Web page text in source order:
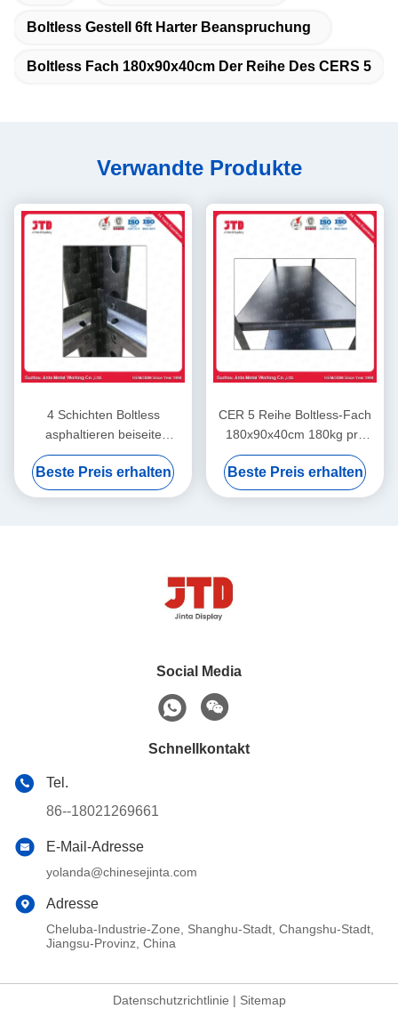
Boltless Gestell 6ft Harter Beanspruchung
Boltless Fach 180x90x40cm Der Reihe Des CERS 5
Verwandte Produkte
4 Schichten Boltless
asphaltieren beiseite
legendes 180cm 45cm Niet-
Gestell-Stahlfach
Beste Preis erhalten
CER 5 Reihe Boltless-Fach
180x90x40cm 180kg pro
Schicht in der Garage
Beste Preis erhalten
Social Media
Schnellkontakt
Tel.
86--18021269661
E-Mail-Adresse
yolanda@chinesejinta.com
Adresse
Cheluba-Industrie-Zone, Shanghu-Stadt, Changshu-Stadt,
Jiangsu-Provinz, China
Datenschutzrichtlinie | Sitemap